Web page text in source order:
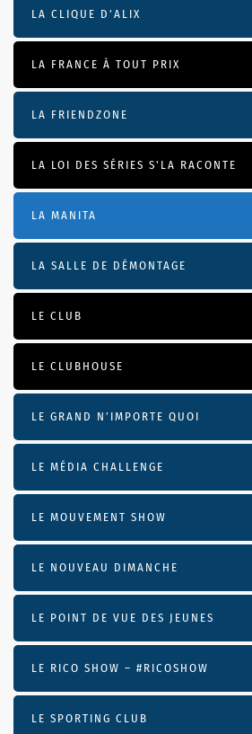
LA CLIQUE D'ALIX
LA FRANCE À TOUT PRIX
LA FRIENDZONE
LA LOI DES SÉRIES S'LA RACONTE
LA MANITA
LA SALLE DE DÉMONTAGE
LE CLUB
LE CLUBHOUSE
LE GRAND N’IMPORTE QUOI
LE MÉDIA CHALLENGE
LE MOUVEMENT SHOW
LE NOUVEAU DIMANCHE
LE POINT DE VUE DES JEUNES
LE RICO SHOW – #RICOSHOW
LE SPORTING CLUB